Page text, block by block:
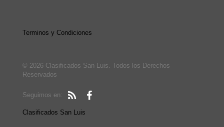
Terminos y Condiciones
© 2026 Clasificados San Luis. Todos los Derechos
Reservados
Seguimos en:
Clasificados San Luis